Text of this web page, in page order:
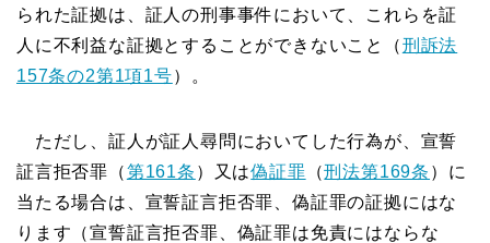
られた証拠は、証人の刑事事件において、これらを証
人に不利益な証拠とすることができないこと（刑訴法
157条の2第1項1号）。
ただし、証人が証人尋問においてした行為が、宣誓
証言拒否罪（第161条 ）又は偽証罪 （刑法第169条 ）に
当たる場合は、宣誓証言拒否罪、偽証罪の証拠にはな
ります（宣誓証言拒否罪、偽証罪は免責にはならな